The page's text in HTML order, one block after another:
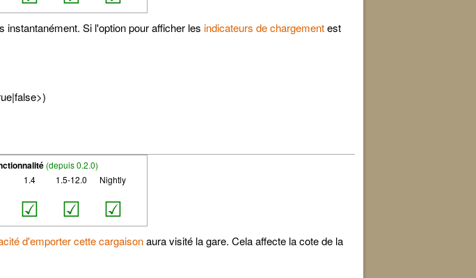
Si l'option pour afficher les indicateurs de chargementest
(depuis 0.2.0)
1.4
☑
1.5-12.0
☑
Nightly
☑
d'emporter cette cargaisonaura visité la gare. Cela affecte la cote de la